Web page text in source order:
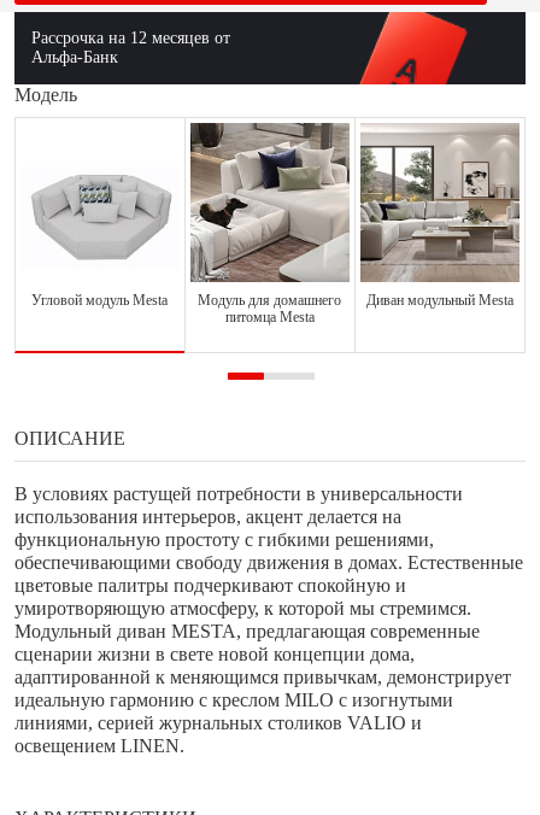
Рассрочка на 12 месяцев от
Альфа-Банк
Модель
Угловой модуль Mesta
Модуль для домашнего
питомца Mesta
Диван модульный Mesta
ОПИСАНИЕ
В условиях растущей потребности в универсальности
использования интерьеров, акцент делается на
функциональную простоту с гибкими решениями,
обеспечивающими свободу движения в домах. Естественные
цветовые палитры подчеркивают спокойную и
умиротворяющую атмосферу, к которой мы стремимся.
Модульный диван MESTA, предлагающая современные
сценарии жизни в свете новой концепции дома,
адаптированной к меняющимся привычкам, демонстрирует
идеальную гармонию с креслом MILO с изогнутыми
линиями, серией журнальных столиков VALIO и
освещением LINEN.